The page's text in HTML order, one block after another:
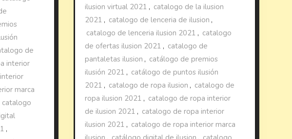
de
interior
marca
catalogo
,
ilusion virtual 2021 , catalogo de la ilusion
2021 , catalogo de lenceria de ilusion ,
catalogo de lenceria ilusion 2021 , catalogo
de ofertas ilusion 2021 , catalogo de
pantaletas ilusion , catálogo de premios
ilusión 2021 , catálogo de puntos ilusión
2021 , catalogo de ropa ilusion , catalogo de
ropa ilusion 2021 , catalogo de ropa interior
de ilusion 2021 , catalogo de ropa interior
ilusion 2021 , catalogo de ropa interior marca